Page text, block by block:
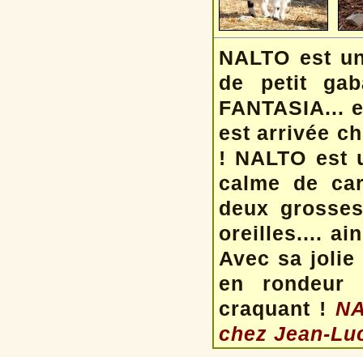
NALTO est
de petit
FANTASIA...
est arrivée
! NALTO est
calme de
deux
oreilles....
Avec sa
en
craquant !
chez Jean-